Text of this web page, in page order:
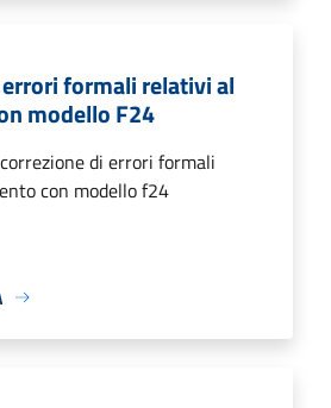
formali relativi al
modello F24
di errori formali
con modello f24